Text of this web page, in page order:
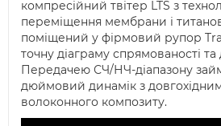
компресійний твітер LTS з
переміщення мембрани і
поміщений у фірмовий рупор
точну діаграму спрямованості
Передачею СЧ/НЧ-діапазону
дюймовий динамік з
волоконного композиту.